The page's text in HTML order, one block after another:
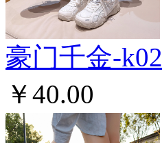
豪门千金-k02
￥40.00